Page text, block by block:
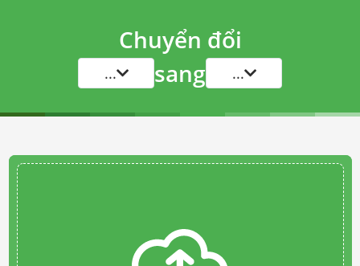
Chuyển đổi
... sang ...